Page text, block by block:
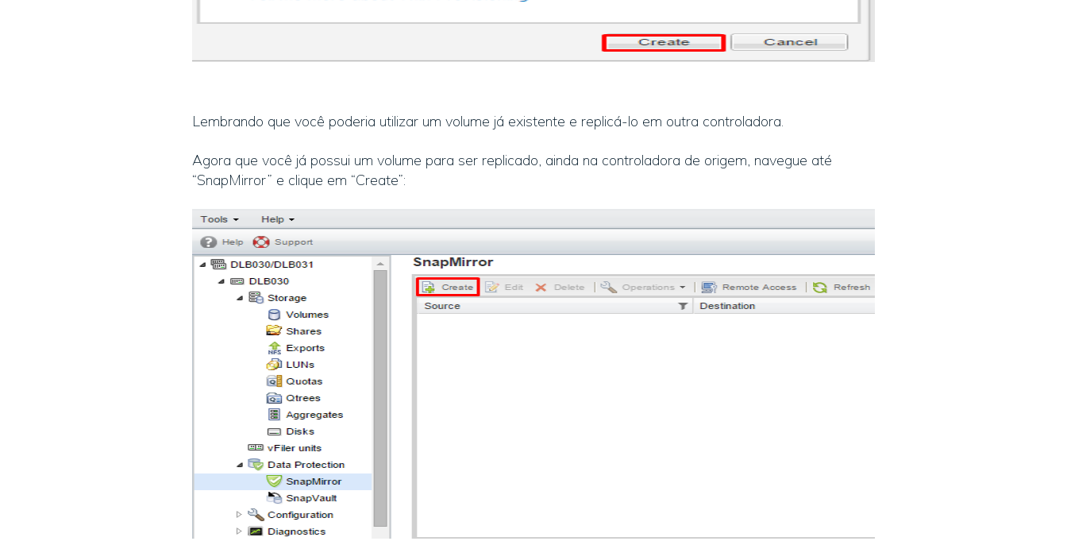
Lembrando que você poderia utilizar um volume já existente e replicá-lo em outra controladora.
Agora que você já possui um volume para ser replicado, ainda na controladora de origem, navegue até
“SnapMirror” e clique em “Create”: